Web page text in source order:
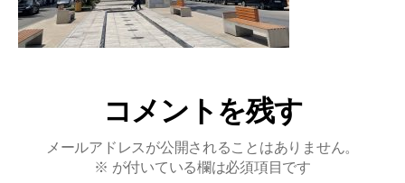
コメントを残す
メールアドレスが公開されることはありません。
※ が付いている欄は必須項目です